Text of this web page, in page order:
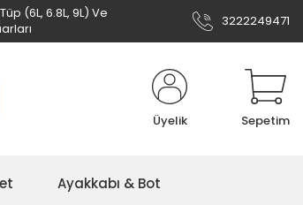
(6L, 6.8L, 9L) Ve
3222249471
Üyelik Sepetim
Ayakkabı & Bot